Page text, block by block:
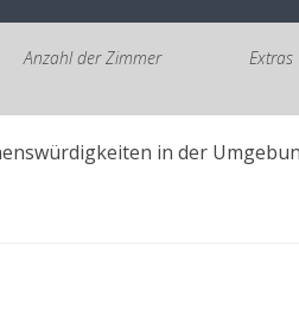
Anzahl der Zimmer Extras
in der